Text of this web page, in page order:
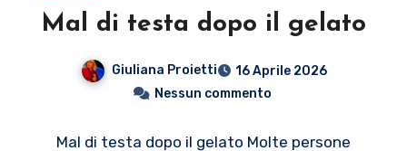
Mal di testa dopo il gelato
Giuliana Proietti
16 Aprile 2026
Nessun commento
Mal di testa dopo il gelato Molte persone